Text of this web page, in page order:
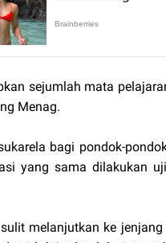
sejumlah mata
Menag.
bagi pondok-
yang sama dilakukan
melanjutkan ke jenjang